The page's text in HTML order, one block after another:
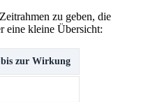
zu geben, die
eine ‌kleine Übersicht:
zur‌ Wirkung